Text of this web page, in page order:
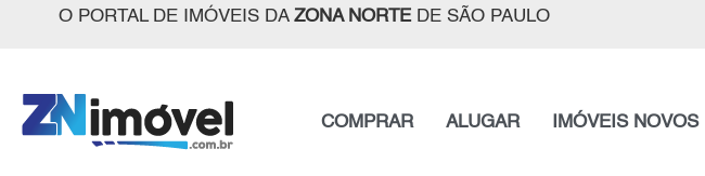
O PORTAL DE IMÓVEIS DA ZONA NORTEDE SÃO PAULO
COMPRAR ALUGAR IMÓVEIS NOVOS